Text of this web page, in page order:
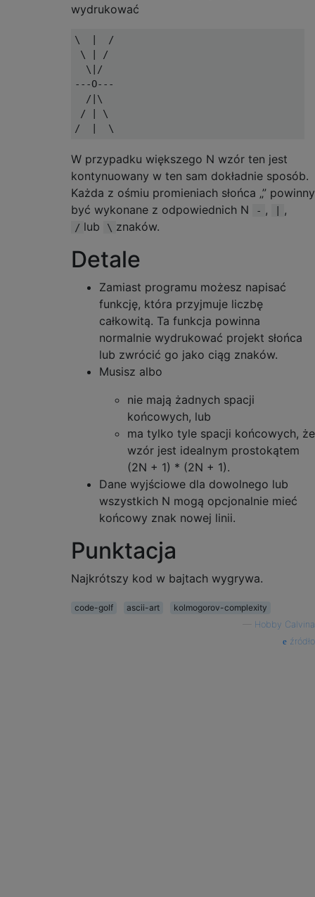
wydrukować
\  |  /
\ | /
  \|/
---O---
  /|\
/ | \
W przypadku większego N wzór ten jest
kontynuowany w ten sam dokładnie sposób.
Każda z ośmiu promieniach słońca „” powinny
być wykonane z odpowiednich N
- , ,
/ lub \ znaków.
Detale
Zamiast programu możesz napisać
funkcję, która przyjmuje liczbę
całkowitą. Ta funkcja powinna
normalnie wydrukować projekt słońca
lub zwrócić go jako ciąg znaków.
Musisz albo
nie mają żadnych spacji
końcowych, lub
ma tylko tyle spacji końcowych, że
wzór jest idealnym prostokątem
(2N + 1) * (2N + 1).
Dane wyjściowe dla dowolnego lub
wszystkich N mogą opcjonalnie mieć
końcowy znak nowej linii.
Punktacja
Najkrótszy kod w bajtach wygrywa.
code-golf ascii-art
kolmogorov-complexity
Hobby Calvina
źródło